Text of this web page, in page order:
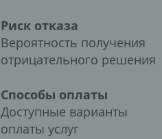
Риск отказа
Вероятность получения
отрицательного решения
Способы оплаты
Доступные варианты
оплаты услуг